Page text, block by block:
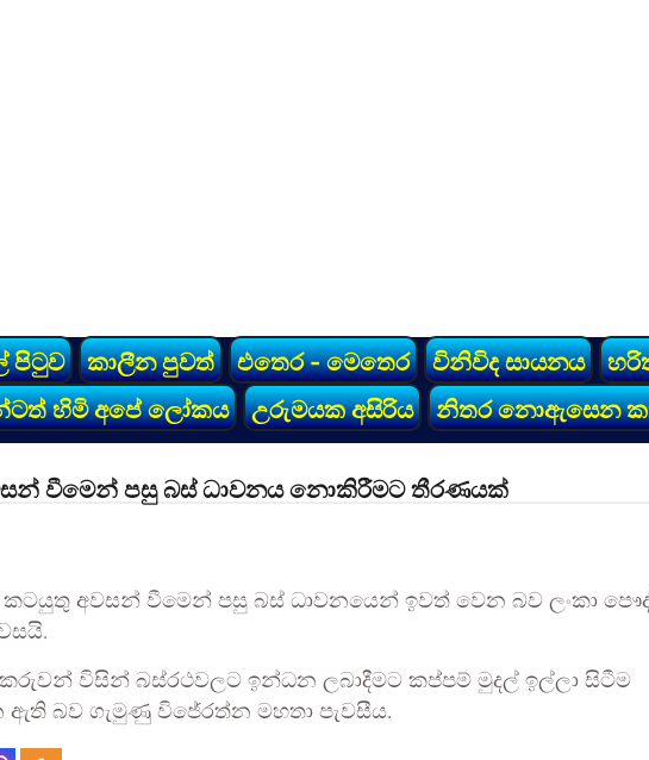
පිටුව කාලීන පුවත් එතෙර - මෙතෙර විනිවිද සායනය
හිමි අපේ ලෝකය
උරුමයක අසිරිය නිතර නොඇසෙන
වීමෙන් පසු බස් ධාවනය නොකිරීමට තීරණයක්
කටයුතු අවසන් වීමෙන් පසු බස් ධාවනයෙන් ඉවත් වෙන බව ලංකා
විසින් බස්රථවලට ඉන්ධන ලබාදීමට කප්පම් මුදල් ඉල්ලා සිටීම
බව ගැමුණු විජේරත්න මහතා පැවසීය.